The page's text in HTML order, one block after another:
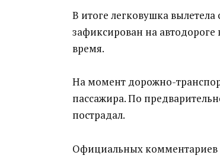
В итоге легковушка
зафиксирован на
время.
На момент дорожно-
пассажира. По
пострадал.
Официальных комментариев